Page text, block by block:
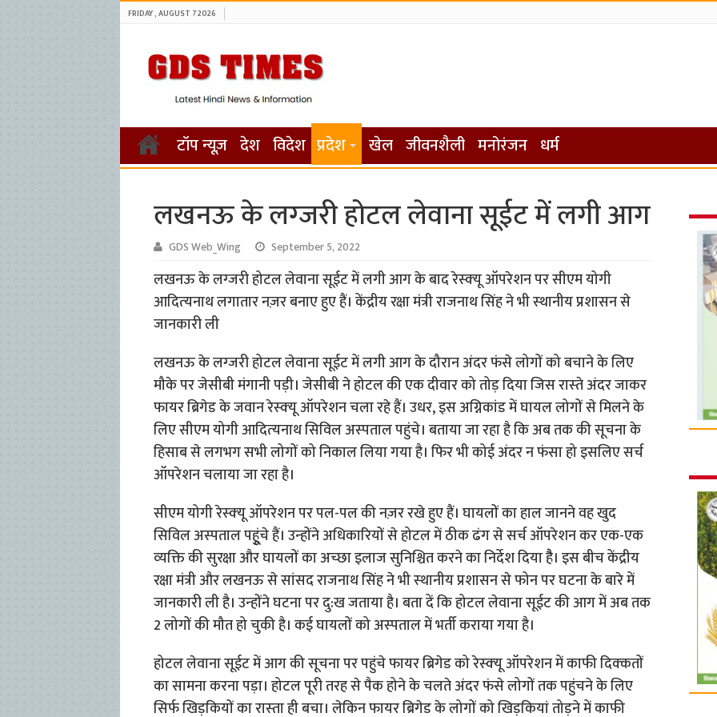
FRIDAY , AUGUST 7 2026
टॉप न्यूज़ देश विदेश प्रदेश खेल जीवनशैली मनोरंजन धर्म
लखनऊ के लग्‍जरी होटल लेवाना सूईट में लगी आग
GDS Web_Wing September 5, 2022
लखनऊ के लग्‍जरी होटल लेवाना सूईट में लगी आग के बाद रेस्‍क्‍यू ऑपरेशन पर सीएम योगी
आदित्‍यनाथ लगातार नज़र बनाए हुए हैं। केंद्रीय रक्षा मंत्री राजनाथ सिंह ने भी स्‍थानीय प्रशासन से
जानकारी ली
लखनऊ के लग्‍जरी होटल लेवाना सूईट में लगी आग के दौरान अंदर फंसे लोगों को बचाने के लिए
मौके पर जेसीबी मंगानी पड़ी। जेसीबी ने होटल की एक दीवार को तोड़ दिया जिस रास्‍ते अंदर जाकर
फायर ब्र‍िगेड के जवान रेस्‍क्‍यू ऑपरेशन चला रहे हैं। उधर, इस अग्निकांड में घायल लोगों से मिलने के
लिए सीएम योगी आदित्‍यनाथ सिव‍िल अस्‍पताल पहुंचे। बताया जा रहा है कि अब तक की सूचना के
हिसाब से लगभग सभी लोगों को निकाल लिया गया है। फिर भी कोई अंदर न फंसा हो इसलिए सर्च
ऑपरेशन चलाया जा रहा है।
सीएम योगी रेस्‍क्‍यू ऑपरेशन पर पल-पल की नज़र रखे हुए हैं। घायलों का हाल जानने वह खुद
सिविल अस्‍पताल पहुूंचे हैं। उन्‍होंने अधिकारियों से होटल में ठीक ढंग से सर्च ऑपरेशन कर एक-एक
व्‍यक्ति की सुरक्षा और घायलों का अच्‍छा इलाज सुनिश्च‍ित करने का निर्देश दिया हैै। इस बीच केंद्रीय
रक्षा मंत्री और लखनऊ से सांसद राजनाथ सिंह ने भी स्‍थानीय प्रशासन से फोन पर घटना के बारे में
जानकारी ली है। उन्‍होंने घटना पर दु:ख जताया है। बता दें कि होटल लेवाना सूईट की आग में अब तक
2 लोगों की मौत हो चुकी है। कई घायलों को अस्‍पताल में भर्ती कराया गया है।
होटल लेवाना सूईट में आग की सूचना पर पहुंचे फायर ब्र‍िगेड को रेस्‍क्‍यू ऑपरेशन में काफी दिक्‍कतों
का सामना करना पड़ा। होटल पूरी तरह से पैक होने के चलते अंदर फंसे लोगों तक पहुंचने के लिए
सिर्फ खिड़कियों का रास्‍ता ही बचा। लेकिन फायर ब्रिगेड के लोगों को खिड़कियां तोड़ने में काफी